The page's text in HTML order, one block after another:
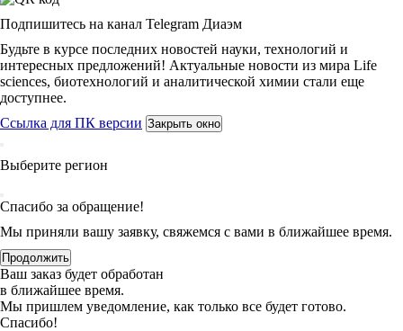
Подпишитесь на канал Telegram Диаэм
Будьте в курсе последних новостей науки, технологий и
интересных предложений! Актуальные новости из мира Life
sciences, биотехнологий и аналитической химии стали еще
доступнее.
Ссылка для ПК версии Закрыть окно
Выберите регион
Спасибо за обращение!
Мы приняли вашу заявку, свяжемся с вами в ближайшее время.
Продолжить
Ваш заказ будет обработан
в ближайшее время.
Мы пришлем уведомление, как только все будет готово.
Спасибо!